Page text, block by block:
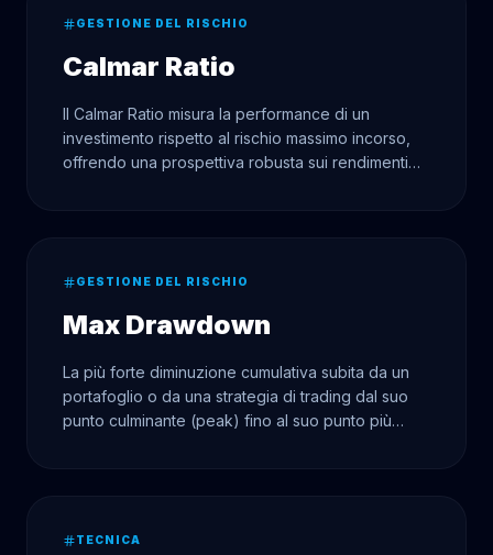
GESTIONE DEL RISCHIO
Calmar Ratio
Il Calmar Ratio misura la performance di un
investimento rispetto al rischio massimo incorso,
offrendo una prospettiva robusta sui rendimenti
GESTIONE DEL RISCHIO
Max Drawdown
La più forte diminuzione cumulativa subita da un
portafoglio o da una strategia di trading dal suo
punto culminante (peak) fino al suo punto più
TECNICA